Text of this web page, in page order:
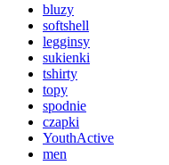
bluzy
softshell
legginsy
sukienki
tshirty
topy
spodnie
czapki
YouthActive
men